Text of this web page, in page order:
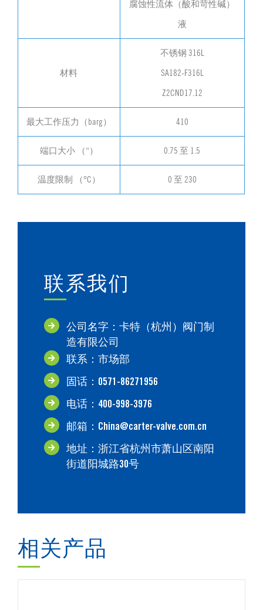
腐蚀性流体（酸和苛性碱）
液
材料
不锈钢 316L
SA182-F316L
Z2CND17.12
最大工作压力（barg） 410
端口大小 （“） 0.75 至 1.5
温度限制 （°C） 0 至 230
联系我们
公司名字：卡特（杭州）阀门制
造有限公司
联系：市场部
固话：0571-86271956
电话：400-998-3976
邮箱：China@carter-valve.com.cn
地址：浙江省杭州市萧山区南阳
街道阳城路30号
相关产品